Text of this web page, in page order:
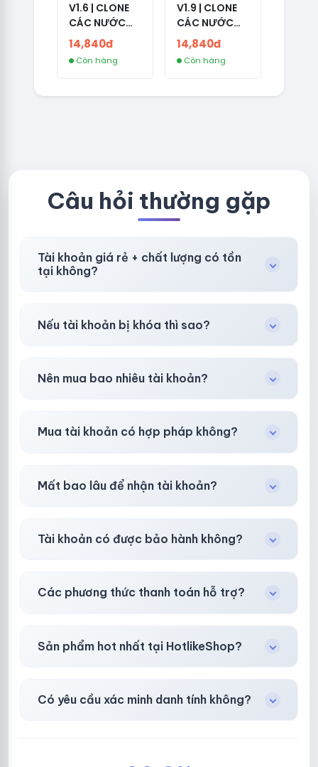
V1.6 | CLONE
CÁC NƯỚC
CÓ 2FA -
GERMANY -
TKQC TẠO
LIVE ADS - VER
14,840đ
Còn hàng
V1.9 | CLONE
CÁC NƯỚC
CÓ 2FA -
THAILAND -
VER MAIL
COM - CLONE
14,840đ
Còn hàng
Câu hỏi thường gặp
Tài khoản giá rẻ + chất lượng có tồn
tại không?
ưu tiên chất lượng, bảo hành hơn là giá rẻ nhất.
Nếu tài khoản bị khóa thì sao?
trợ đổi mới hoặc hoàn 100%.
Nên mua bao nhiêu tài khoản?
phòng.
Mua tài khoản có hợp pháp không?
ràng trước khi bạn mua.
Mất bao lâu để nhận tài khoản?
toán thành công.
Tài khoản có được bảo hành không?
sách công khai.
Các phương thức thanh toán hỗ trợ?
các ví điện tử phổ biến.
Sản phẩm hot nhất tại HotlikeShop?
Có yêu cầu xác minh danh tính không?